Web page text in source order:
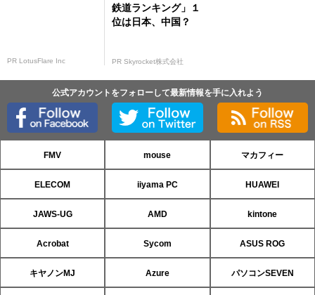
PR LotusFlare Inc
鉄道ランキング」１
位は日本、中国？
PR Skyrocket株式会社
公式アカウントをフォローして最新情報を手に入れよう
FMV mouse マカフィー
ELECOM iiyama PC HUAWEI
JAWS-UG AMD kintone
Acrobat Sycom ASUS ROG
キヤノンMJ Azure パソコンSEVEN